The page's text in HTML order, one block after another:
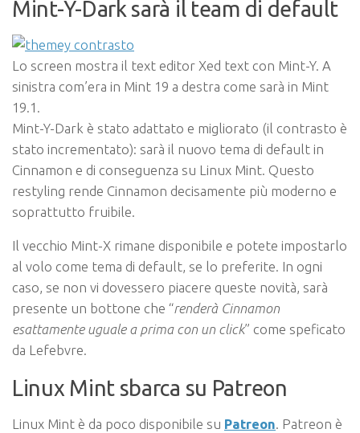
Mint-Y-Dark sarà il team di default
Lo screen mostra il text editor Xed text con Mint-Y. A
sinistra com’era in Mint 19 a destra come sarà in Mint
19.1.
Mint-Y-Dark è stato adattato e migliorato (il contrasto è
stato incrementato): sarà il nuovo tema di default in
Cinnamon e di conseguenza su Linux Mint. Questo
restyling rende Cinnamon decisamente più moderno e
soprattutto fruibile.
Il vecchio Mint-X rimane disponibile e potete impostarlo
al volo come tema di default, se lo preferite. In ogni
caso, se non vi dovessero piacere queste novità, sarà
presente un bottone che “renderà Cinnamon
esattamente uguale a prima con un click” come speficato
da Lefebvre.
Linux Mint sbarca su Patreon
Linux Mint è da poco disponibile su Patreon. Patreon è